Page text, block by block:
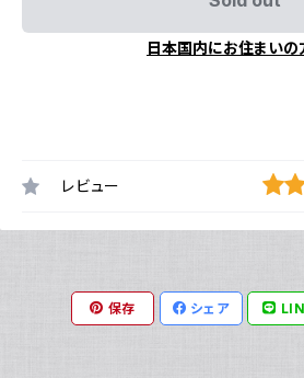
日本国内にお住まいの
レビュー
保存 シェア